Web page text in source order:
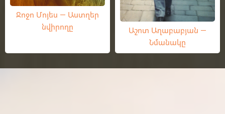
Ջոջո Մոյես — Աստղեր
նվիրողը
Աշոտ Աղաբաբյան —
Նմանակը